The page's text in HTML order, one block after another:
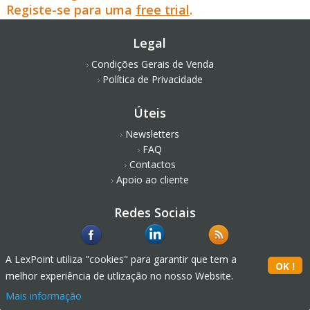
Registe-se para uma free trial.
Legal
Condições Gerais de Venda
Política de Privacidade
Úteis
Newsletters
FAQ
Contactos
Apoio ao cliente
Redes Sociais
A LexPoint utiliza "cookies" para garantir que tem a
melhor experiência de utlização no nosso Website.
Mais informação